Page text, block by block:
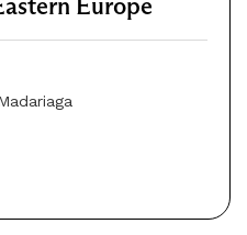
Europe